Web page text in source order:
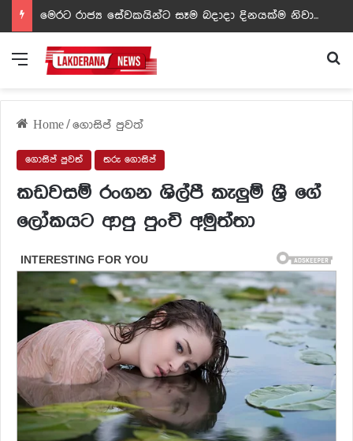
ඩඩ්ලිට දෙවෙනි නොවූ රත්න සහල් අධිපති..- PHOTOS
Menu
Home/ගොසිප් පුවත්
ගොසිප් පුවත් තරු ගොසිප්
කඩවසම් රංගන ශිල්පී කැලුම් ශ්‍රී ගේ
ලෝකයට ආපු පුංචි අමුත්තා